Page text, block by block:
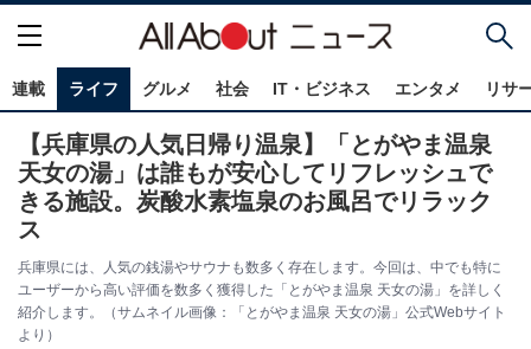
連載 ライフ グルメ 社会 IT・ビジネス エンタメ リサ
【兵庫県の人気日帰り温泉】「とがやま温泉
天女の湯」は誰もが安心してリフレッシュで
きる施設。炭酸水素塩泉のお風呂でリラック
ス
兵庫県には、人気の銭湯やサウナも数多く存在します。今回は、中でも特に
ユーザーから高い評価を数多く獲得した「とがやま温泉 天女の湯」を詳しく
紹介します。（サムネイル画像：「とがやま温泉 天女の湯」公式Webサイト
より）